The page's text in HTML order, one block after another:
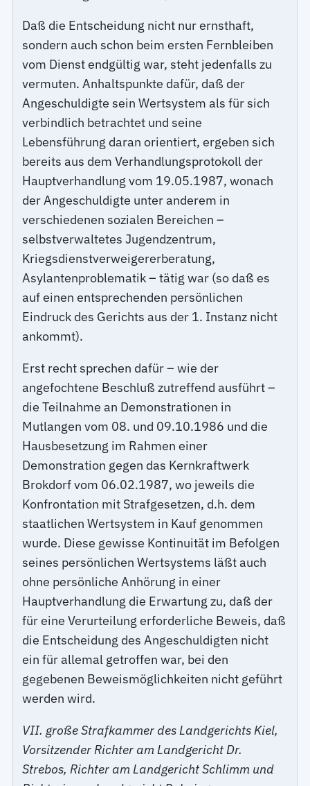
Daß die Entscheidung nicht nur ernsthaft,
sondern auch schon beim ersten Fernbleiben
vom Dienst endgültig war, steht jedenfalls zu
vermuten. Anhaltspunkte dafür, daß der
Angeschuldigte sein Wertsystem als für sich
verbindlich betrachtet und seine
Lebensführung daran orientiert, ergeben sich
bereits aus dem Verhandlungsprotokoll der
Hauptverhandlung vom 19.05.1987, wonach
der Angeschuldigte unter anderem in
verschiedenen sozialen Bereichen –
selbstverwaltetes Jugendzentrum,
Kriegsdienstverweigererberatung,
Asylantenproblematik – tätig war (so daß es
auf einen entsprechenden persönlichen
Eindruck des Gerichts aus der 1. Instanz nicht
ankommt).
Erst recht sprechen dafür – wie der
angefochtene Beschluß zutreffend ausführt –
die Teilnahme an Demonstrationen in
Mutlangen vom 08. und 09.10.1986 und die
Hausbesetzung im Rahmen einer
Demonstration gegen das Kernkraftwerk
Brokdorf vom 06.02.1987, wo jeweils die
Konfrontation mit Strafgesetzen, d.h. dem
staatlichen Wertsystem in Kauf genommen
wurde. Diese gewisse Kontinuität im Befolgen
seines persönlichen Wertsystems läßt auch
ohne persönliche Anhörung in einer
Hauptverhandlung die Erwartung zu, daß der
für eine Verurteilung erforderliche Beweis, daß
die Entscheidung des Angeschuldigten nicht
ein für allemal getroffen war, bei den
gegebenen Beweismöglichkeiten nicht geführt
werden wird.
VII. große Strafkammer des Landgerichts Kiel,
Vorsitzender Richter am Landgericht Dr.
Strebos, Richter am Landgericht Schlimm und